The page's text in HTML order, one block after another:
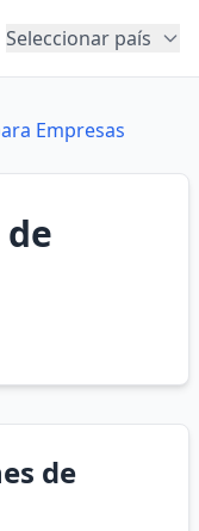
Seleccionar país
Empresas
de